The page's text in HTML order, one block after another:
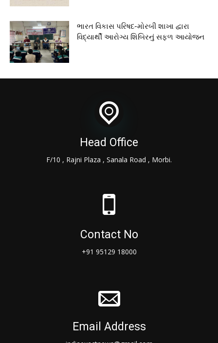
ભારત વિકાસ પરિષદ-મોરબી શાખા દ્વારા
વિદ્યાર્થી આરોગ્ય શિબિરનું સફળ આયોજન
Head Office
F/10 , Rajni Plaza , Sanala Road , Morbi.
Contact No
+91 95129 18000
Email Address